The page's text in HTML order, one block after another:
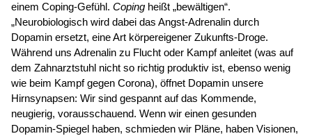
einem Coping-Gefühl. Coping heißt „bewältigen“.
„Neurobiologisch wird dabei das Angst-Adrenalin durch
Dopamin ersetzt, eine Art körpereigener Zukunfts-Droge.
Während uns Adrenalin zu Flucht oder Kampf anleitet (was auf
dem Zahnarztstuhl nicht so richtig produktiv ist, ebenso wenig
wie beim Kampf gegen Corona), öffnet Dopamin unsere
Hirnsynapsen: Wir sind gespannt auf das Kommende,
neugierig, vorausschauend. Wenn wir einen gesunden
Dopamin-Spiegel haben, schmieden wir Pläne, haben Visionen,